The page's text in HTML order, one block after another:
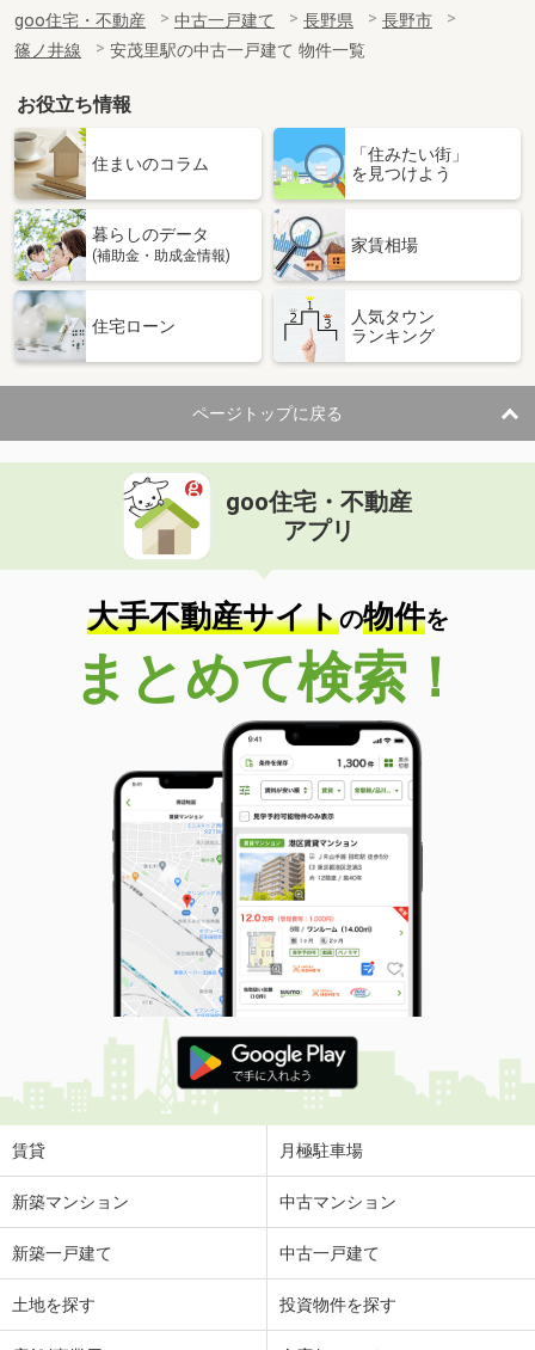
goo住宅・不動産 中古一戸建て 長野県
長野市
篠ノ井線
安茂里駅の中古一戸建て 物件一覧
お役立ち情報
住まいのコラム
「住みたい街」
を見つけよう
暮らしのデータ
(補助金・助成金情報)
家賃相場
住宅ローン
人気タウン
ランキング
ページトップに戻る
goo住宅・不動産
アプリ
大手不動産サイトの物件を
まとめて検索！
賃貸 月極駐車場
新築マンション 中古マンション
新築一戸建て 中古一戸建て
土地を探す 投資物件を探す